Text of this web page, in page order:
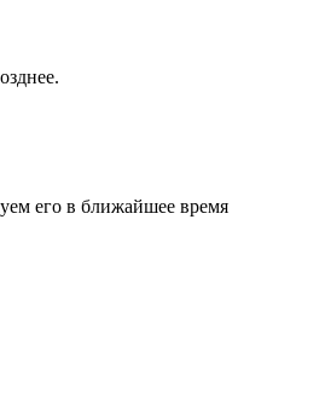
его в ближайшее время